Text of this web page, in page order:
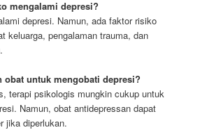
mengalami depresi?
depresi. Namun, ada faktor risiko
keluarga, pengalaman trauma, dan
obat untuk mengobati depresi?
terapi psikologis mungkin cukup untuk
Namun, obat antidepressan dapat
jika diperlukan.